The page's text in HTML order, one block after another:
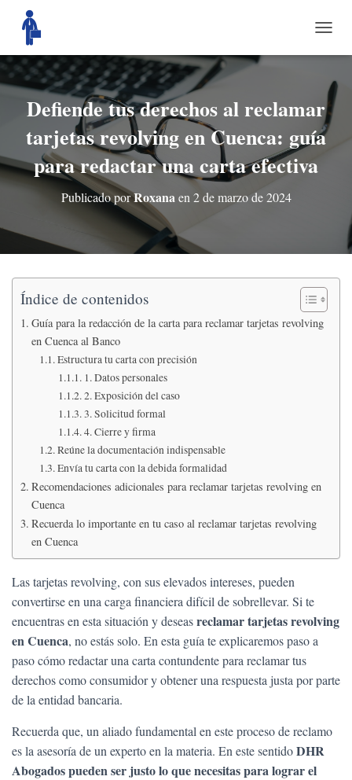
A
A
R
M
E
G
A
C
Defiende tus derechos al reclamar
tarjetas revolving en Cuenca: guía
para redactar una carta efectiva
Publicado porRoxana en 2 de marzo de 2024
Índice de contenidos
Guía para la redacción de la carta para reclamar tarjetas revolving
en Cuenca al Banco
Estructura tu carta con precisión
1. Datos personales
2. Exposición del caso
3. Solicitud formal
4. Cierre y firma
Reúne la documentación indispensable
Envía tu carta con la debida formalidad
Recomendaciones adicionales para reclamar tarjetas revolving en
Cuenca
Recuerda lo importante en tu caso al reclamar tarjetas revolving
en Cuenca
Las tarjetas revolving, con sus elevados intereses, pueden
convertirse en una carga financiera difícil de sobrellevar. Si te
encuentras en esta situación y deseasreclamar tarjetas revolving
en Cuenca, no estás solo. En esta guía te explicaremos paso a
paso cómo redactar una carta contundente para reclamar tus
derechos como consumidor y obtener una respuesta justa por parte
de la entidad bancaria.
Recuerda que, un aliado fundamental en este proceso de reclamo
es la asesoría de un experto en la materia. En este sentidoDHR
Abogados pueden ser justo lo que necesitas para lograr el